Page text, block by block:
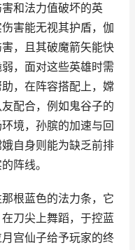
和法力值破坏的英
害能无视其护盾，伽
，且其破魔箭矢能快
，面对这些英雄时需
，在阵容搭配上，嫦
配合，例如鬼谷子的
境，孙膑的加速与回
自身则能为缺乏前排
阵线。
根蓝色的法力条，它
刀尖上舞蹈，于控蓝
宫仙子给予玩家的终